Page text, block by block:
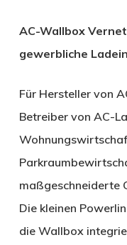
AC-Wallbox
gewerbliche
Für Hersteller von
Betreiber von AC-
maßgeschneiderte
Die kleinen
die Wallbox